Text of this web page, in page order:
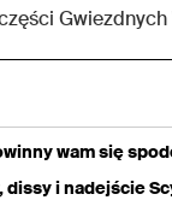
Gwiezdnych
wam się
i nadejście